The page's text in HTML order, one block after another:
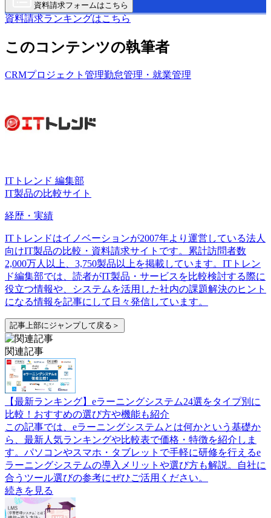
資料請求フォームはこちら
資料請求ランキングはこちら
このコンテンツの執筆者
CRMプロジェクト管理勤怠管理・就業管理
ITトレンド 編集部
IT製品の比較サイト
経歴・実績
ITトレンドはイノベーションが2007年より運営している法人
向けIT製品の比較・資料請求サイトです。累計訪問者数
2,000万人以上、3,750製品以上を掲載しています。ITトレン
ド編集部では、読者がIT製品・サービスを比較検討する際に
役立つ情報や、システムを活用した社内の課題解決のヒント
になる情報を記事にして日々発信しています。
記事上部にジャンプして戻る＞
関連記事
【最新ランキング】eラーニングシステム24選をタイプ別に
比較！おすすめの選び方や機能も紹介
この記事では、eラーニングシステムとは何かという基礎か
ら、最新人気ランキングや比較表で価格・特徴を紹介しま
す。パソコンやスマホ・タブレットで手軽に研修を行えるe
ラーニングシステムの導入メリットや選び方も解説。自社に
合うツール選びの参考にぜひご活用ください。
続きを見る